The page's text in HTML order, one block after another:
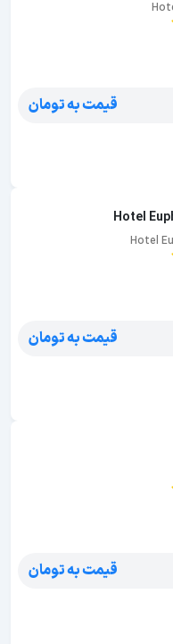
قیمت به تومان
Hotel
Hotel
قیمت به تومان
قیمت به تومان